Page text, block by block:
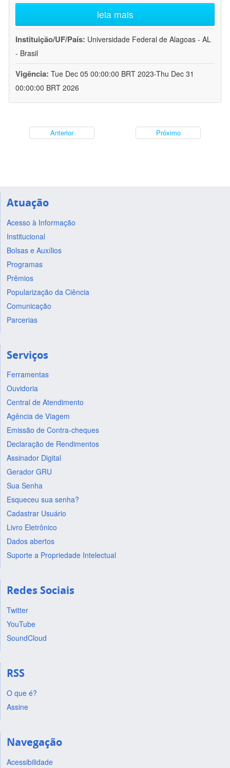
leia mais
Instituição/UF/País: Universidade Federal de Alagoas - AL
- Brasil
Vigência: Tue Dec 05 00:00:00 BRT 2023-Thu Dec 31
00:00:00 BRT 2026
Anterior Próximo
Atuação
Acesso à Informação
Institucional
Bolsas e Auxílios
Programas
Prêmios
Popularização da Ciência
Comunicação
Parcerias
Serviços
Ferramentas
Ouvidoria
Central de Atendimento
Agência de Viagem
Emissão de Contra-cheques
Declaração de Rendimentos
Assinador Digital
Gerador GRU
Sua Senha
Esqueceu sua senha?
Cadastrar Usuário
Livro Eletrônico
Dados abertos
Suporte a Propriedade Intelectual
Redes Sociais
Twitter
YouTube
SoundCloud
RSS
O que é?
Assine
Navegação
Acessibilidade